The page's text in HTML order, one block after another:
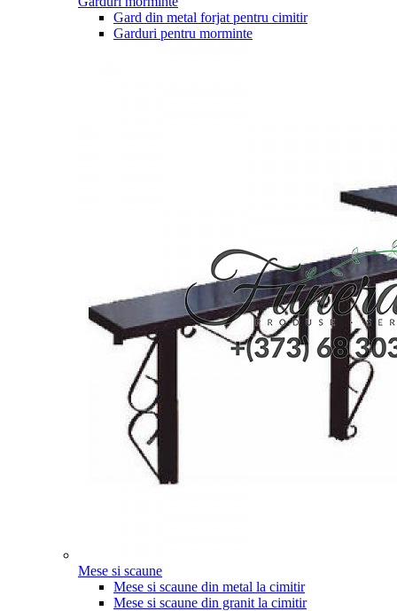
Gard din metal forjat pentru cimitir
Garduri pentru morminte
Mese si scaune
Mese si scaune din metal la cimitir
Mese si scaune din granit la cimitir